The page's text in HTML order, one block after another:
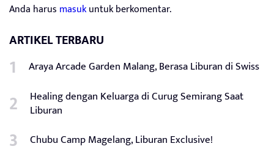
Anda harus masukuntuk berkomentar.
ARTIKEL TERBARU
Araya Arcade Garden Malang, Berasa Liburan di Swiss
Healing dengan Keluarga di Curug Semirang Saat
Liburan
Chubu Camp Magelang, Liburan Exclusive!